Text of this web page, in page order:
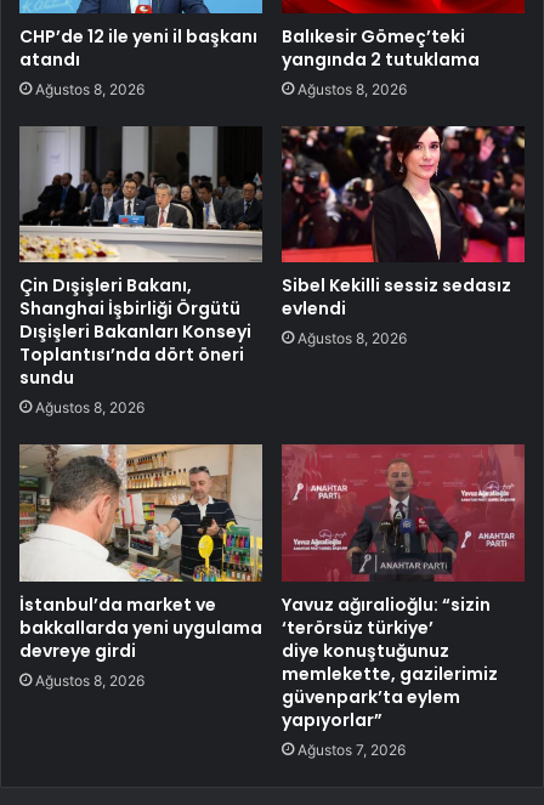
CHP’de 12 ile yeni il başkanı
atandı
Ağustos 8, 2026
Balıkesir Gömeç’teki
yangında 2 tutuklama
Ağustos 8, 2026
Çin Dışişleri Bakanı,
Shanghai İşbirliği Örgütü
Dışişleri Bakanları Konseyi
Toplantısı’nda dört öneri
sundu
Ağustos 8, 2026
Sibel Kekilli sessiz sedasız
evlendi
Ağustos 8, 2026
İstanbul’da market ve
bakkallarda yeni uygulama
devreye girdi
Ağustos 8, 2026
Yavuz ağıralioğlu: “sizin
‘terörsüz türkiye’
diye konuştuğunuz
memlekette, gazilerimiz
güvenpark’ta eylem
yapıyorlar”
Ağustos 7, 2026